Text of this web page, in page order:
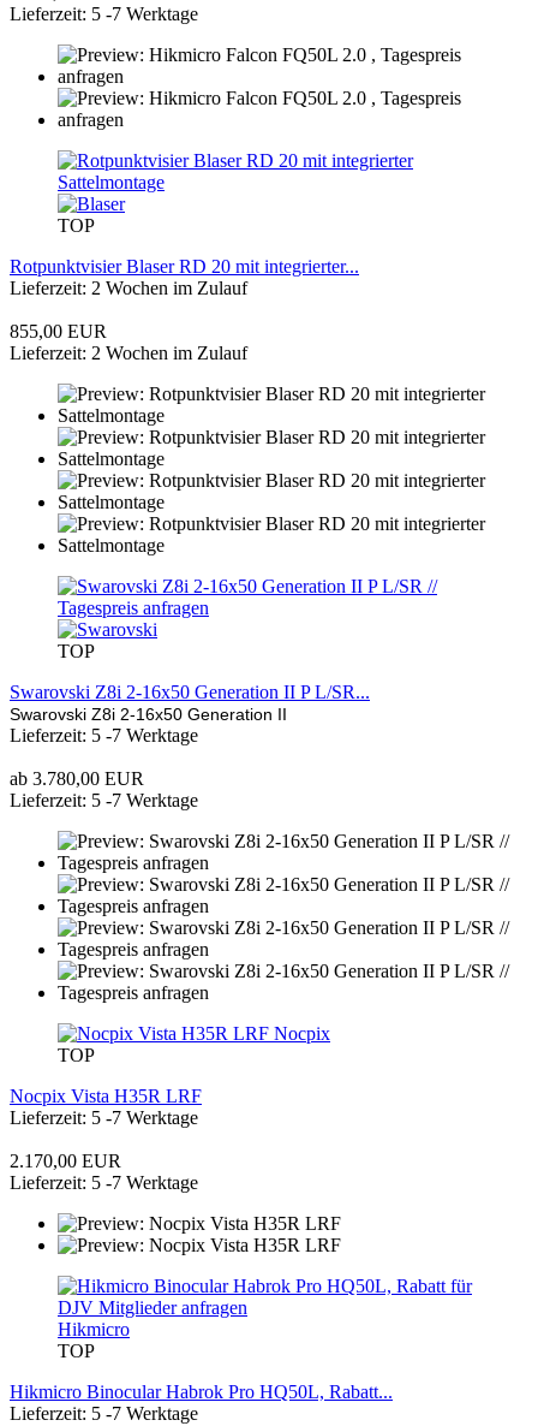
Lieferzeit: 5 -7 Werktage
TOP
Rotpunktvisier Blaser RD 20 mit integrierter...
Lieferzeit: 2 Wochen im Zulauf
855,00 EUR
Lieferzeit: 2 Wochen im Zulauf
TOP
Swarovski Z8i 2-16x50 Generation II P L/SR...
Swarovski Z8i 2-16x50 Generation II
Lieferzeit: 5 -7 Werktage
ab 3.780,00 EUR
Lieferzeit: 5 -7 Werktage
Nocpix
TOP
Nocpix Vista H35R LRF
Lieferzeit: 5 -7 Werktage
2.170,00 EUR
Lieferzeit: 5 -7 Werktage
Hikmicro
TOP
Hikmicro Binocular Habrok Pro HQ50L, Rabatt...
Lieferzeit: 5 -7 Werktage